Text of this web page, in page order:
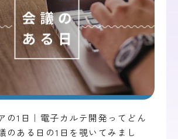
の1日｜電子カルテ開発ってどん
ある日の1日を覗いてみまし